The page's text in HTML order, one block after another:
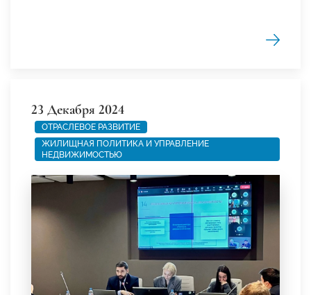
23 Декабря 2024
ОТРАСЛЕВОЕ РАЗВИТИЕ
ЖИЛИЩНАЯ ПОЛИТИКА И УПРАВЛЕНИЕ
НЕДВИЖИМОСТЬЮ